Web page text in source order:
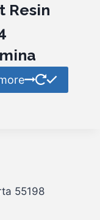
Resin
55198